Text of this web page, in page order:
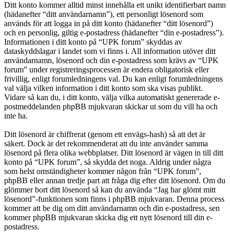
Ditt konto kommer alltid minst innehålla ett unikt identifierbart namn
(hädanefter “ditt användarnamn”), ett personligt lösenord som
används för att logga in på ditt konto (hädanefter “ditt lösenord”)
och en personlig, giltig e-postadress (hädanefter “din e-postadress”).
Informationen i ditt konto på “UPK forum” skyddas av
dataskyddslagar i landet som vi finns i. All information utöver ditt
användarnamn, lösenord och din e-postadress som krävs av “UPK
forum” under registreringsprocessen är endera obligatorisk eller
frivillig, enligt forumledningens val. Du kan enligt forumledningens
val välja vilken information i ditt konto som ska visas publikt.
Vidare så kan du, i ditt konto, välja vilka automatiskt genererade e-
postmeddelanden phpBB mjukvaran skickar ut som du vill ha och
inte ha.
Ditt lösenord är chiffrerat (genom ett envägs-hash) så att det är
säkert. Dock är det rekommenderat att du inte använder samma
lösenord på flera olika webbplatser. Ditt lösenord är vägen in till ditt
konto på “UPK forum”, så skydda det noga. Aldrig under några
som helst omständigheter kommer någon från “UPK forum”,
phpBB eller annan tredje part att fråga dig efter ditt lösenord. Om du
glömmer bort ditt lösenord så kan du använda “Jag har glömt mitt
lösenord”-funktionen som finns i phpBB mjukvaran. Denna process
kommer att be dig om ditt användarnamn och din e-postadress, sen
kommer phpBB mjukvaran skicka dig ett nytt lösenord till din e-
postadress.